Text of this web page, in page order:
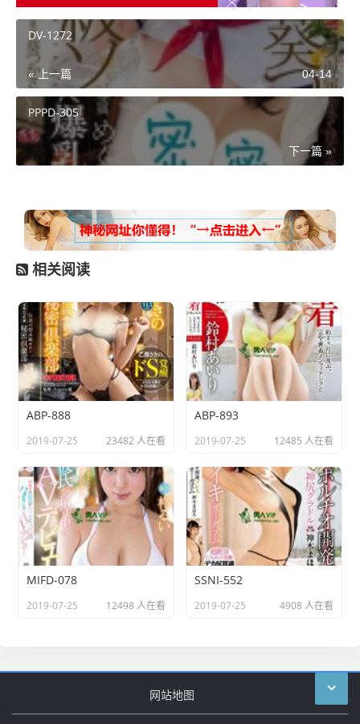
DV-1272
« 上一篇 04-14
PPPD-305
下一篇 »
相关阅读
ABP-888
2019-07-25 23482 人在看
ABP-893
2019-07-25 12485 人在看
MIFD-078
2019-07-25 12498 人在看
SSNI-552
2019-07-25 4908 人在看
网站地图